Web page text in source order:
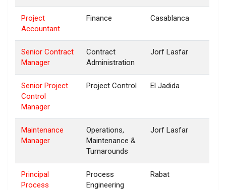
Project
Accountant
Finance Casablanca
Senior Contract
Manager
Contract
Administration
Jorf Lasfar
Senior Project
Control
Manager
Project Control El Jadida
Maintenance
Manager
Operations,
Maintenance &
Turnarounds
Jorf Lasfar
Principal
Process
Process
Engineering
Rabat